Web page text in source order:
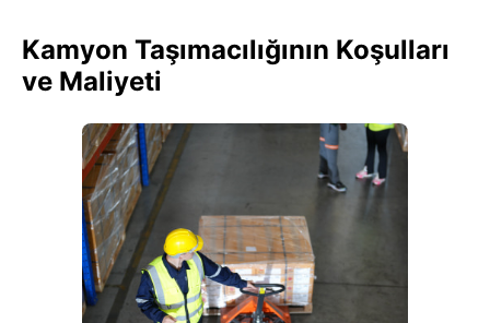
Kamyon Taşımacılığının Koşulları
ve Maliyeti